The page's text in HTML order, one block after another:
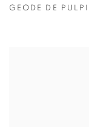
GEODE DE PULPI